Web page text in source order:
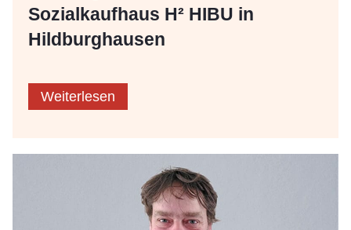
Sozialkaufhaus H² HIBU in
Hildburghausen
Weiterlesen